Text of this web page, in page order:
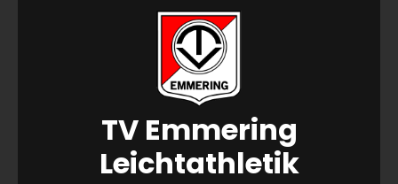
TV Emmering
Leichtathletik